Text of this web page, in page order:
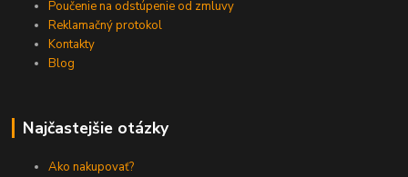
Poučenie na odstúpenie od zmluvy
Reklamačný protokol
Kontakty
Blog
Najčastejšie otázky
Ako nakupovať?